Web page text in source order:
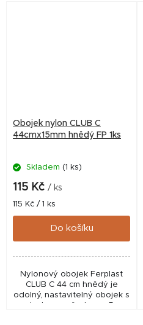
Obojek nylon CLUB C
44cmx15mm hnědý FP 1ks
Skladem (1 ks)
115 Kč / ks
Měrná
cena:
115 Kč / 1 ks
Do košíku
Nylonový obojek Ferplast
CLUB C 44 cm hnědý je
odolný, nastavitelný obojek s
plastovou přezkou a D-